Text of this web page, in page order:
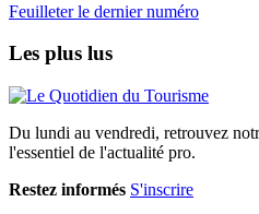
Feuilleter le dernier numéro
Les plus lus
Du lundi au vendredi, retrouvez
l'essentiel de l'actualité pro.
Restez informés S'inscrire